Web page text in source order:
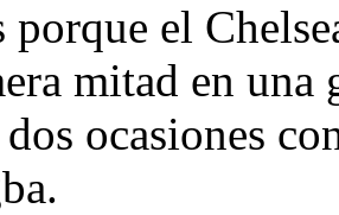
porque el
mitad en una
ocasiones